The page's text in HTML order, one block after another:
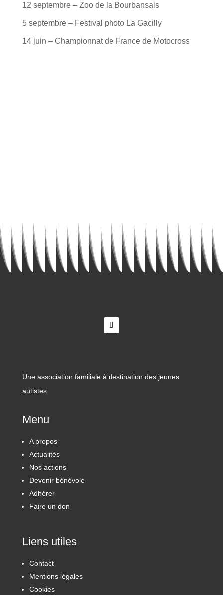
12 septembre – Zoo de la Bourbansais
5 septembre – Festival photo La Gacilly
14 juin – Championnat de France de Motocross
Une association familiale à destination des jeunes
autistes
Menu
A propos
Actualités
Nos actions
Devenir bénévole
Adhérer
Faire un don
Liens utiles
Contact
Mentions légales
Cookies